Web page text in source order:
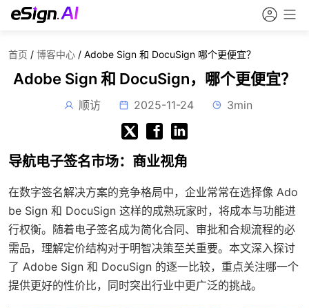
首页 / 博客中心 / Adobe Sign 和 DocuSign 哪个更便宜？
Adobe Sign 和 DocuSign，哪个更便宜？
顺访 2025-11-24 3min
导航电子签名市场：商业视角
在数字签名解决方案的竞争格局中，企业常常在选择像 Ado
be Sign 和 DocuSign 这样的成熟玩家时，将成本与功能进
行权衡。随着电子签名成为简化合同、审批和合规流程的必
需品，理解定价结构对于明智决策至关重要。本文深入探讨
了 Adobe Sign 和 DocuSign 的逐一比较，重点关注哪一个
提供更好的性价比，同时突出行业中更广泛的挑战。